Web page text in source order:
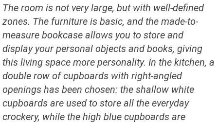
The room is not very large, but with well-defined
zones. The furniture is basic, and the made-to-
measure bookcase allows you to store and
display your personal objects and books, giving
this living space more personality. In the kitchen, a
double row of cupboards with right-angled
openings has been chosen: the shallow white
cupboards are used to store all the everyday
crockery, while the high blue cupboards are